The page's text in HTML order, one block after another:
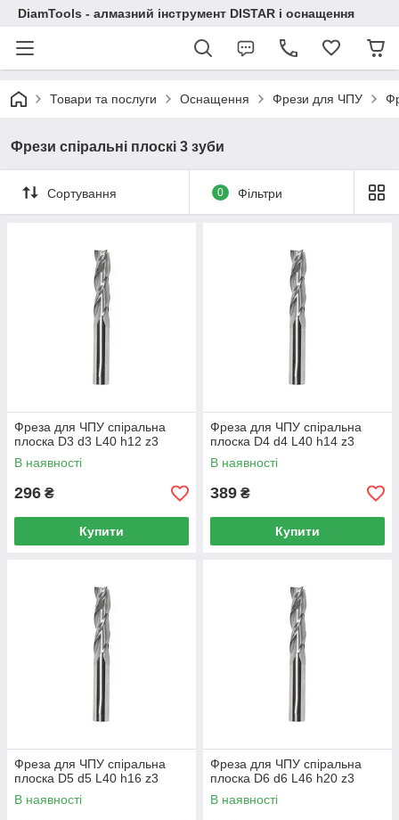
DiamTools - алмазний інструмент DISTAR і оснащення
Товари та послуги Оснащення Фрези для ЧПУ
Фрези спіральні плоскі 3 зуби
Сортування 0 Фільтри
Фреза для ЧПУ спіральна
плоска D3 d3 L40 h12 z3
В наявності
296 ₴
Купити
Фреза для ЧПУ спіральна
плоска D4 d4 L40 h14 z3
В наявності
389 ₴
Купити
Фреза для ЧПУ спіральна
плоска D5 d5 L40 h16 z3
В наявності
Фреза для ЧПУ спіральна
плоска D6 d6 L46 h20 z3
В наявності